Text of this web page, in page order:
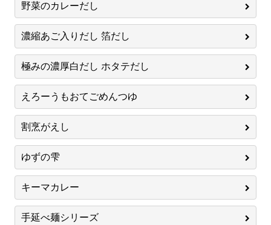
野菜のカレーだし
濃縮あご入りだし 箔だし
極みの濃厚白だし ホタテだし
えろーうもおてごめんつゆ
割烹がえし
ゆずの雫
キーマカレー
手延べ麺シリーズ